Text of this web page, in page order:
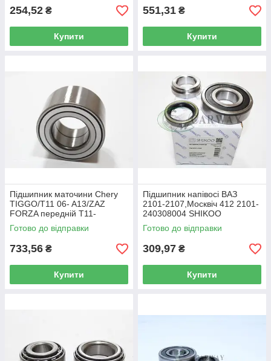
254,52 ₴
Купити
551,31 ₴
Купити
Підшипник маточини Chery
TIGGO/T11 06- A13/ZAZ
FORZA передній T11-
3001030 SHIKOO
Готово до відправки
733,56 ₴
Купити
Підшипник напівосі ВАЗ
2101-2107,Москвіч 412 2101-
240308004 SHIKOO
Готово до відправки
309,97 ₴
Купити